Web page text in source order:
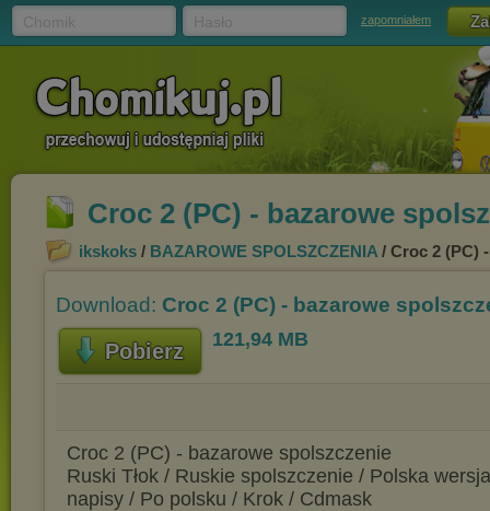
zapomniałem
Croc 2 (PC) - bazarowe
ikskoks / BAZAROWE SPOLSZCZENIA / Croc 2 (PC)
Download: Croc 2 (PC) - bazarowe
Pobierz 121,94 MB
Croc 2 (PC) - bazarowe spolszczenie
Ruski Tłok / Ruskie spolszczenie / Polska
napisy / Po polsku / Krok / Cdmask